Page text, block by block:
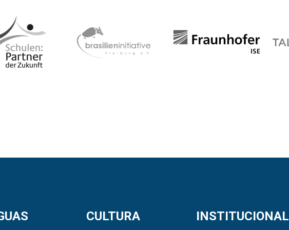
CULTURA INSTITUCIONAL